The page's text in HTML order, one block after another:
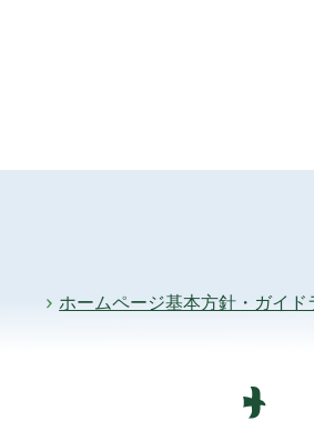
ホームページ基本方針・ガイド